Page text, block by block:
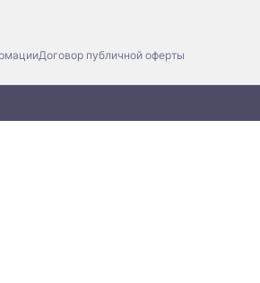
Договор публичной оферты